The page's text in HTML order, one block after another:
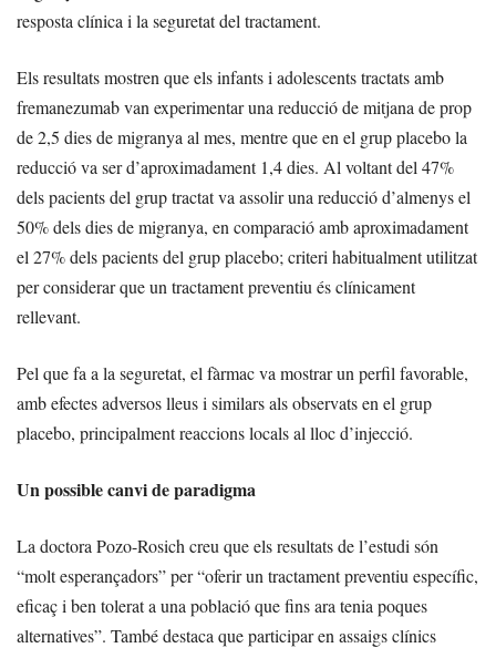
resposta clínica i la seguretat del tractament.
Els resultats mostren que els infants i adolescents tractats amb
fremanezumab van experimentar una reducció de mitjana de prop
de 2,5 dies de migranya al mes, mentre que en el grup placebo la
reducció va ser d’aproximadament 1,4 dies. Al voltant del 47%
dels pacients del grup tractat va assolir una reducció d’almenys el
50% dels dies de migranya, en comparació amb aproximadament
el 27% dels pacients del grup placebo; criteri habitualment utilitzat
per considerar que un tractament preventiu és clínicament
rellevant.
Pel que fa a la seguretat, el fàrmac va mostrar un perfil favorable,
amb efectes adversos lleus i similars als observats en el grup
placebo, principalment reaccions locals al lloc d’injecció.
Un possible canvi de paradigma
La doctora Pozo-Rosich creu que els resultats de l’estudi són
“molt esperançadors” per “oferir un tractament preventiu específic,
eficaç i ben tolerat a una població que fins ara tenia poques
alternatives”. També destaca que participar en assaigs clínics